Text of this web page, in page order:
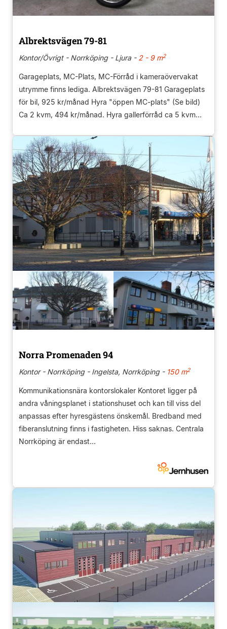
Albrektsvägen 79-81
Kontor/Övrigt - Norrköping - Ljura -2 - 9 m2
Garageplats, MC-Plats, MC-Förråd i kameraövervakat
utrymme finns lediga. Albrektsvägen 79-81 Garageplats
för bil, 925 kr/månad Hyra "öppen MC-plats" (Se bild)
Ca 2 kvm, 494 kr/månad. Hyra gallerförråd ca 5 kvm...
Norra Promenaden 94
Kontor - Norrköping - Ingelsta, Norrköping -150 m2
Kommunikationsnära kontorslokaler Kontoret ligger på
andra våningsplanet i stationshuset och kan till viss del
anpassas efter hyresgästens önskemål. Bredband med
fiberanslutning finns i fastigheten. Hiss saknas. Centrala
Norrköping är endast...